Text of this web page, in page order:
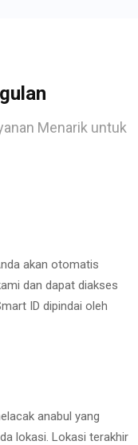
Menarik untuk
akan otomatis
dan dapat diakses
ID dipindai oleh
anabul yang
lokasi. Lokasi terakhir